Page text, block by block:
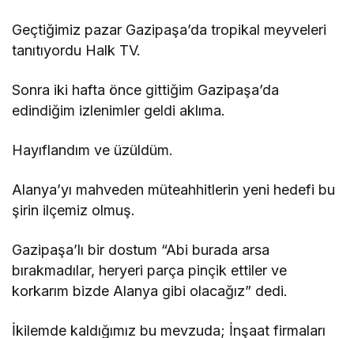
Geçtiğimiz pazar Gazipaşa’da tropikal meyveleri
tanıtıyordu Halk TV.
Sonra iki hafta önce gittiğim Gazipaşa’da
edindiğim izlenimler geldi aklıma.
Hayıflandım ve üzüldüm.
Alanya’yı mahveden müteahhitlerin yeni hedefi bu
şirin ilçemiz olmuş.
Gazipaşa’lı bir dostum “Abi burada arsa
bırakmadılar, heryeri parça pinçik ettiler ve
korkarım bizde Alanya gibi olacağız” dedi.
İkilemde kaldığımız bu mevzuda; İnşaat firmaları